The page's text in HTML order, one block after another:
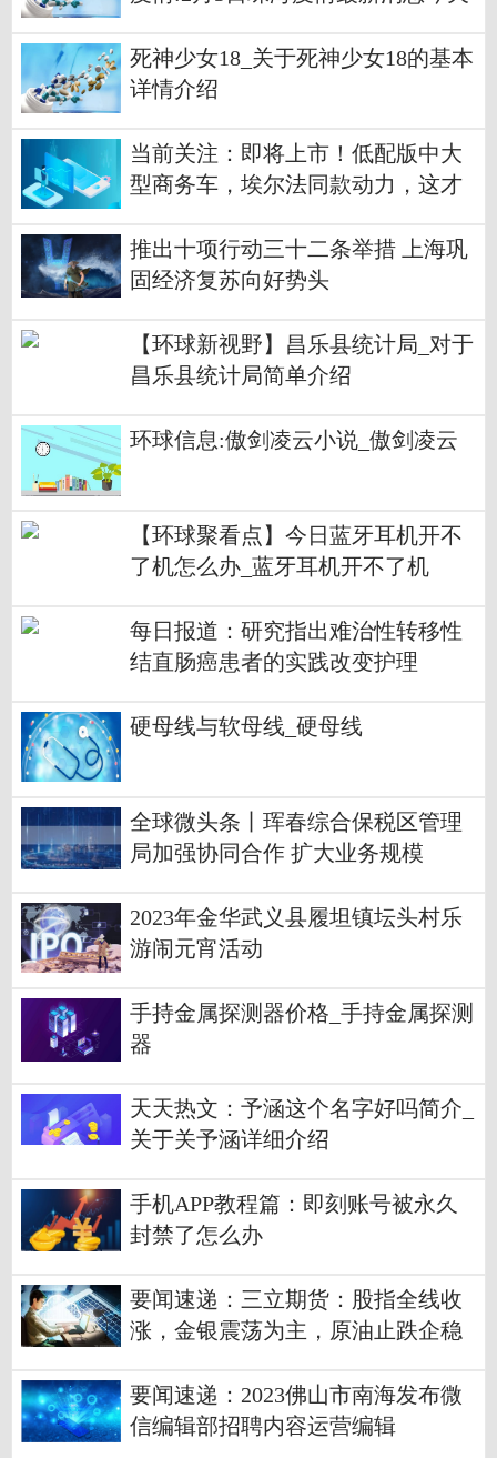
死神少女18_关于死神少女18的基本
详情介绍
当前关注：即将上市！低配版中大
型商务车，埃尔法同款动力，这才
推出十项行动三十二条举措 上海巩
固经济复苏向好势头
【环球新视野】昌乐县统计局_对于
昌乐县统计局简单介绍
环球信息:傲剑凌云小说_傲剑凌云
【环球聚看点】今日蓝牙耳机开不
了机怎么办_蓝牙耳机开不了机
每日报道：研究指出难治性转移性
结直肠癌患者的实践改变护理
硬母线与软母线_硬母线
全球微头条丨珲春综合保税区管理
局加强协同合作 扩大业务规模
2023年金华武义县履坦镇坛头村乐
游闹元宵活动
手持金属探测器价格_手持金属探测
器
天天热文：予涵这个名字好吗简介_
关于关予涵详细介绍
手机APP教程篇：即刻账号被永久
封禁了怎么办
要闻速递：三立期货：股指全线收
涨，金银震荡为主，原油止跌企稳
要闻速递：2023佛山市南海发布微
信编辑部招聘内容运营编辑